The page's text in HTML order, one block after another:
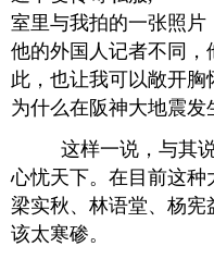
室里与我拍的一张照
他的外国人记者不同
此，也让我可以敞开
为什么在阪神大地震
这样一说，与其说
心忧天下。在目前这
梁实秋、林语堂、杨
该太寒碜。